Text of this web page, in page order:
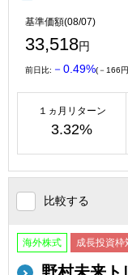
基準価額(08/07)
33,518円
前日比: －0.49%(－166
１ヵ月リターン
3.32%
比較する
海外株式 成長投資枠